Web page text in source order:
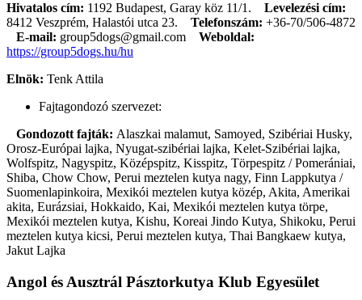
Hivatalos cím: 1192 Budapest, Garay köz 11/1. Levelezési cím:
8412 Veszprém, Halastói utca 23.
Telefonszám: +36-70/506-4872
E-mail: group5dogs@gmail.com
Weboldal:
https://group5dogs.hu/hu
Elnök: Tenk Attila
Fajtagondozó szervezet:
Gondozott fajták: Alaszkai malamut, Samoyed, Szibériai Husky,
Orosz-Európai lajka, Nyugat-szibériai lajka, Kelet-Szibériai lajka,
Wolfspitz, Nagyspitz, Középspitz, Kisspitz, Törpespitz / Pomerániai,
Shiba, Chow Chow, Perui meztelen kutya nagy, Finn Lappkutya /
Suomenlapinkoira, Mexikói meztelen kutya közép, Akita, Amerikai
akita, Eurázsiai, Hokkaido, Kai, Mexikói meztelen kutya törpe,
Mexikói meztelen kutya, Kishu, Koreai Jindo Kutya, Shikoku, Perui
meztelen kutya kicsi, Perui meztelen kutya, Thai Bangkaew kutya,
Jakut Lajka
Angol és Ausztrál Pásztorkutya Klub Egyesület